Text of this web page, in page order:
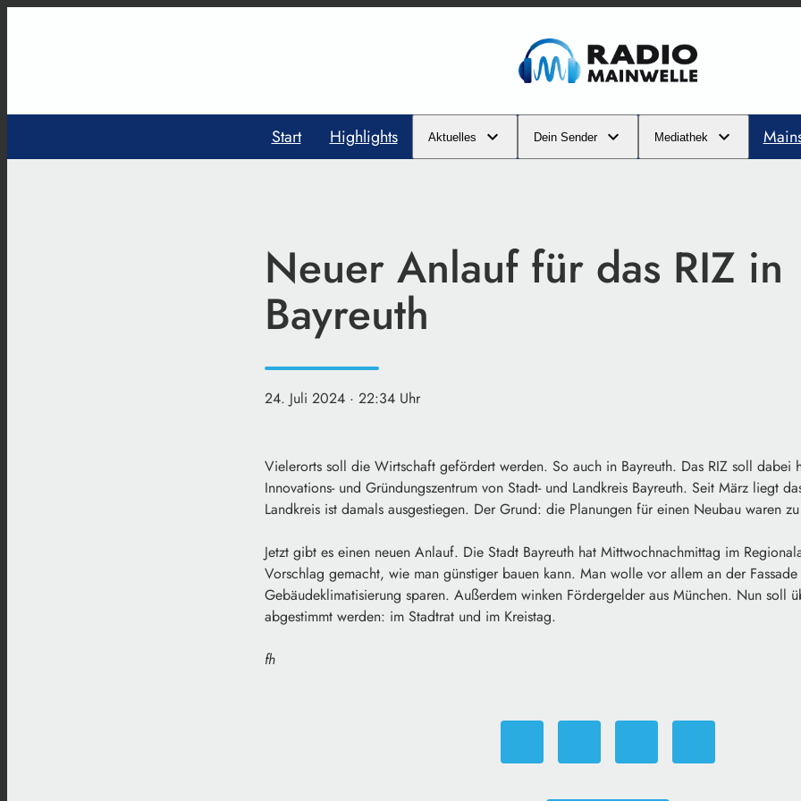
Start Highlights Aktuelles Dein Sender Mediathek
Neuer Anlauf für das RIZ in
Bayreuth
24. Juli 2024 · 22:34 Uhr
Vielerorts soll die Wirtschaft gefördert werden. So auch in Bayreuth. Das RIZ soll dabei
Innovations- und Gründungszentrum von Stadt- und Landkreis Bayreuth. Seit März liegt
Landkreis ist damals ausgestiegen. Der Grund: die Planungen für einen Neubau waren
Jetzt gibt es einen neuen Anlauf. Die Stadt Bayreuth hat Mittwochnachmittag im
Vorschlag gemacht, wie man günstiger bauen kann. Man wolle vor allem an der
Gebäudeklimatisierung sparen. Außerdem winken Fördergelder aus München. Nun soll
abgestimmt werden: im Stadtrat und im Kreistag.
fh